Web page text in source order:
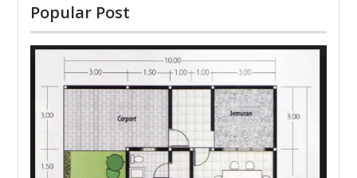
Popular Post